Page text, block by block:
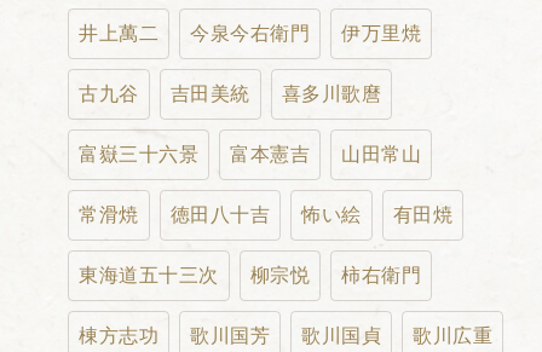
井上萬二 今泉今右衛門 伊万里焼
古九谷 吉田美統 喜多川歌麿
富嶽三十六景 富本憲吉 山田常山
常滑焼 徳田八十吉 怖い絵 有田焼
東海道五十三次 柳宗悦 柿右衛門
棟方志功 歌川国芳 歌川国貞 歌川広重